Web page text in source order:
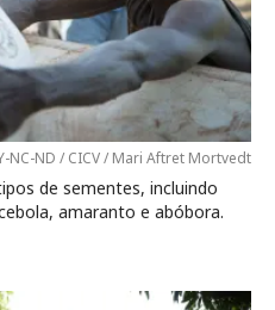
NC-ND / CICV / Mari Aftret Mortvedt
de sementes, incluindo
amaranto e abóbora.